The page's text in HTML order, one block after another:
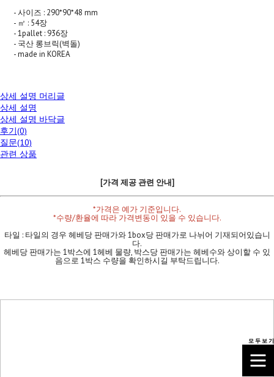
- 사이즈 : 290*90*48 mm
- ㎡ : 54장
- 1pallet : 936장
- 국산 롱브릭(벽돌)
- made in KOREA
상세 설명 머리글
상세 설명
상세 설명 바닥글
후기(0)
질문(10)
관련 상품
[가격 제공 관련 안내]
*가격은 예가 기준입니다.
*수량/환율에 따라 가격변동이 있을 수 있습니다.
타일 : 타일의 경우 헤베당 판매가와 1box당 판매가로 나뉘어 기재되어있습니
다.
헤베당 판매가는 1박스에 1헤베 물량, 박스당 판매가는 헤베수와 상이할 수 있
음으로 1박스 수량을 확인하시길 부탁드립니다.
모 두 보 기